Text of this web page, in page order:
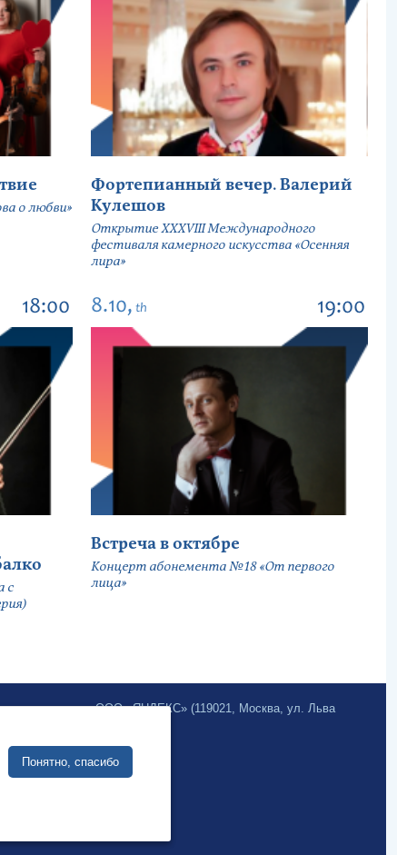
о любви»
Фортепианный вечер. Валерий
Кулешов
Открытие ХХХVIII Международного
фестиваля камерного искусства «Осенняя
лира»
18:00
с
8.10, th 19:00
Встреча в октябре
Концерт абонемента №18 «От первого
лица»
компании ООО «ЯНДЕКС» (119021, Москва, ул. Льва
development:
Понятно, спасибо